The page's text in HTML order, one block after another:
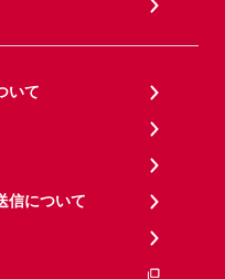
いて
信について